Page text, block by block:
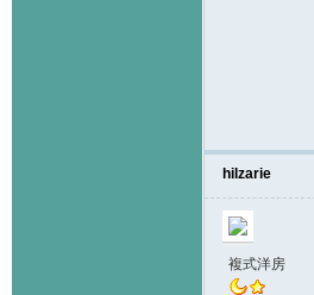
hilzarie
複式洋房